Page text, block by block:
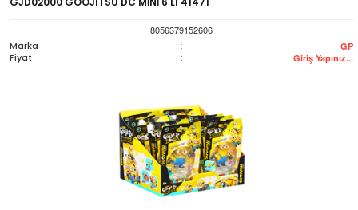
8056379152606
Marka
: GP
Fiyat : Giriş Yapınız...